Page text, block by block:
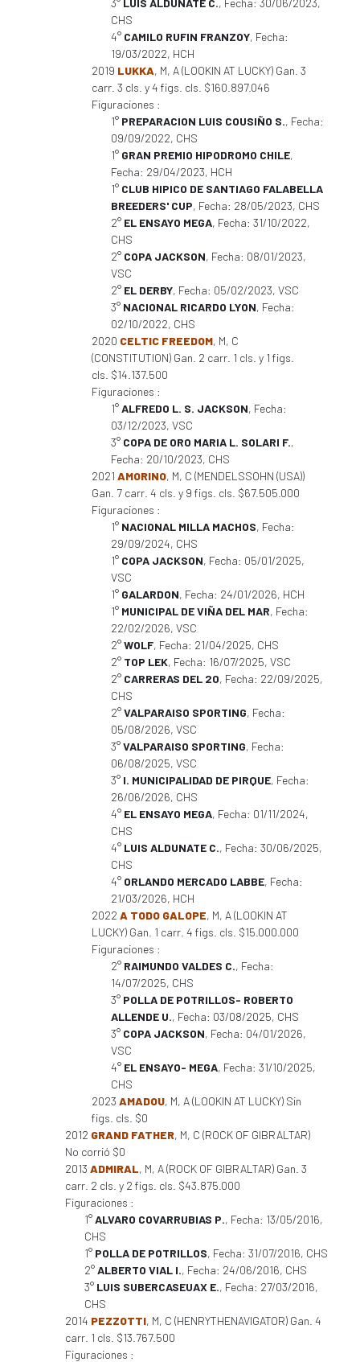
3° LUIS ALDUNATE C., Fecha: 30/06/2023,
CHS
4° CAMILO RUFIN FRANZOY, Fecha:
19/03/2022, HCH
2019 LUKKA, M, A (LOOKIN AT LUCKY) Gan. 3
carr. 3 cls. y 4 figs. cls. $160.897.046
Figuraciones :
1° PREPARACION LUIS COUSIÑO S., Fecha:
09/09/2022, CHS
1° GRAN PREMIO HIPODROMO CHILE,
Fecha: 29/04/2023, HCH
1° CLUB HIPICO DE SANTIAGO FALABELLA
BREEDERS' CUP, Fecha: 28/05/2023, CHS
2° EL ENSAYO MEGA, Fecha: 31/10/2022,
CHS
2° COPA JACKSON, Fecha: 08/01/2023,
VSC
2° EL DERBY, Fecha: 05/02/2023, VSC
3° NACIONAL RICARDO LYON, Fecha:
02/10/2022, CHS
2020 CELTIC FREEDOM, M, C
(CONSTITUTION) Gan. 2 carr. 1 cls. y 1 figs.
cls. $14.137.500
Figuraciones :
1°ALFREDO L. S. JACKSON, Fecha:
03/12/2023, VSC
3° COPA DE ORO MARIA L. SOLARI F.,
Fecha: 20/10/2023, CHS
2021 AMORINO, M, C (MENDELSSOHN (USA))
Gan. 7 carr. 4 cls. y 9 figs. cls. $67.505.000
Figuraciones :
1° NACIONAL MILLA MACHOS, Fecha:
29/09/2024, CHS
1° COPA JACKSON, Fecha: 05/01/2025,
VSC
1° GALARDON, Fecha: 24/01/2026, HCH
1° MUNICIPAL DE VIÑA DEL MAR, Fecha:
22/02/2026, VSC
2°WOLF, Fecha: 21/04/2025, CHS
2° TOP LEK, Fecha: 16/07/2025, VSC
2° CARRERAS DEL 20, Fecha: 22/09/2025,
CHS
2°VALPARAISO SPORTING, Fecha:
05/08/2026, VSC
3°VALPARAISO SPORTING, Fecha:
06/08/2025, VSC
3° I. MUNICIPALIDAD DE PIRQUE, Fecha:
26/06/2026, CHS
4° EL ENSAYO MEGA, Fecha: 01/11/2024,
CHS
4° LUIS ALDUNATE C., Fecha: 30/06/2025,
CHS
4° ORLANDO MERCADO LABBE, Fecha:
21/03/2026, HCH
2022 A TODO GALOPE, M, A (LOOKIN AT
LUCKY) Gan. 1 carr. 4 figs. cls. $15.000.000
Figuraciones :
2° RAIMUNDO VALDES C., Fecha:
14/07/2025, CHS
3° POLLA DE POTRILLOS- ROBERTO
ALLENDE U., Fecha: 03/08/2025, CHS
3° COPA JACKSON, Fecha: 04/01/2026,
VSC
4° EL ENSAYO- MEGA, Fecha: 31/10/2025,
CHS
2023 AMADOU, M, A (LOOKIN AT LUCKY) Sin
figs. cls. $0
2012 GRAND FATHER, M, C (ROCK OF GIBRALTAR)
No corrió $0
2013 ADMIRAL, M, A (ROCK OF GIBRALTAR) Gan. 3
carr. 2 cls. y 2 figs. cls. $43.875.000
Figuraciones :
1°ALVARO COVARRUBIAS P., Fecha: 13/05/2016,
CHS
1° POLLA DE POTRILLOS, Fecha: 31/07/2016, CHS
2°ALBERTO VIAL I., Fecha: 24/06/2016, CHS
3° LUIS SUBERCASEUAX E., Fecha: 27/03/2016,
CHS
2014 PEZZOTTI, M, C (HENRYTHENAVIGATOR) Gan. 4
carr. 1 cls. $13.767.500
Figuraciones :